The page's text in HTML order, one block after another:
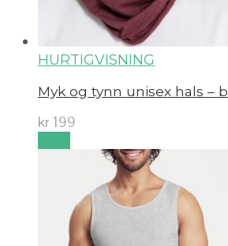
HURTIGVISNING
Myk og tynn unisex hals –
kr 199